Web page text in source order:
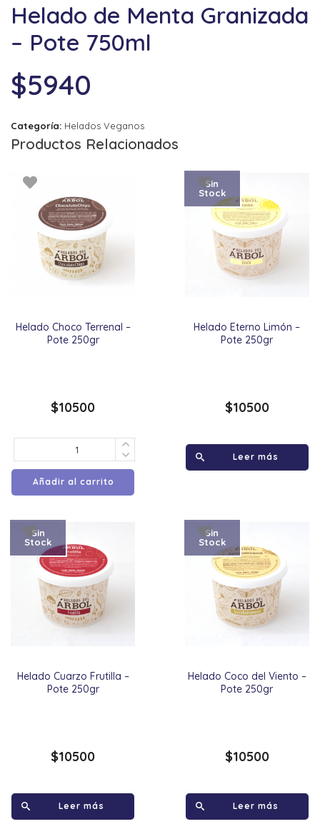
Helado de Menta Granizada
– Pote 750ml
$5940
Categoría: Helados Veganos
Productos Relacionados
Helado Choco Terrenal –
Pote 250gr
$10500
Añadir al carrito
Helado Eterno Limón –
Pote 250gr
Sin
Stock
$10500
Leer más
Helado Cuarzo Frutilla –
Pote 250gr
Sin
Stock
$10500
Leer más
Helado Coco del Viento –
Pote 250gr
Sin
Stock
$10500
Leer más